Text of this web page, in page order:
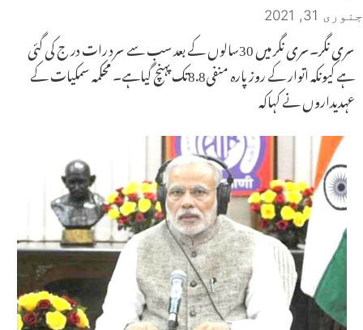
جنوری 31, 2021
سری نگر۔سری نگر میں 30سالوں کے بعد سب سے سرد رات در ج کی گئی
ہے کیونکہ اتوار کے روز پارہ منفی8.8تک پہنچ گیاہے۔ محکمہ سمکیات کے
عہدیداروں نے کہاکہ